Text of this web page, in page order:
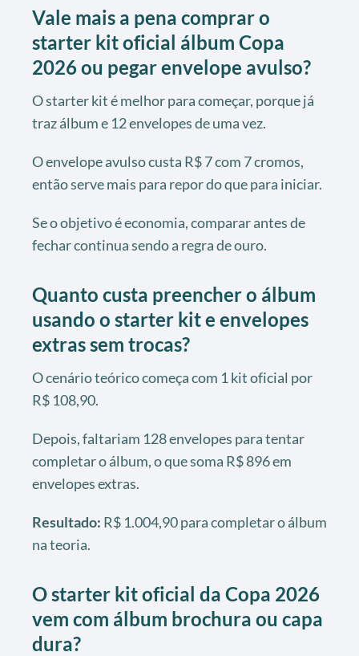
Vale mais a pena comprar o
starter kit oficial álbum Copa
2026 ou pegar envelope avulso?
O starter kit é melhor para começar, porque já
traz álbum e 12 envelopes de uma vez.
O envelope avulso custa R$ 7 com 7 cromos,
então serve mais para repor do que para iniciar.
Se o objetivo é economia, comparar antes de
fechar continua sendo a regra de ouro.
Quanto custa preencher o álbum
usando o starter kit e envelopes
extras sem trocas?
O cenário teórico começa com 1 kit oficial por
R$ 108,90.
Depois, faltariam 128 envelopes para tentar
completar o álbum, o que soma R$ 896 em
envelopes extras.
Resultado: R$ 1.004,90 para completar o álbum
na teoria.
O starter kit oficial da Copa 2026
vem com álbum brochura ou capa
dura?